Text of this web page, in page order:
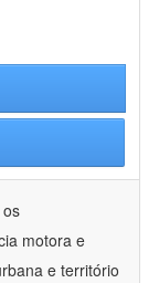
motora e
e território